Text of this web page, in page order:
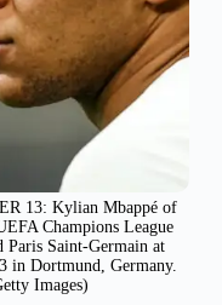
13: Kylian Mbappé of
Champions League
Paris Saint-Germain at
in Dortmund, Germany.
Images)